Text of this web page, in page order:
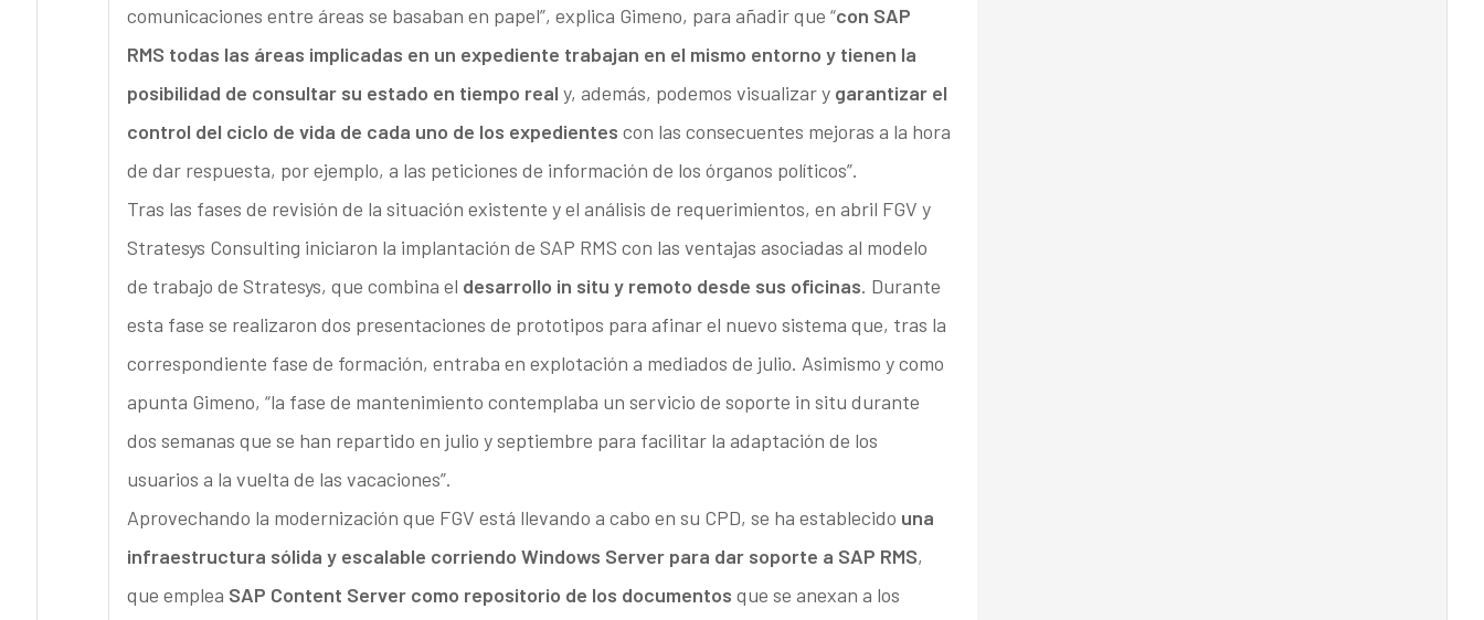
comunicaciones entre áreas se basaban en papel”, explica Gimeno, para añadir que “con SAP
RMS todas las áreas implicadas en un expediente trabajan en el mismo entorno y tienen la
posibilidad de consultar su estado en tiempo real y, además, podemos visualizar y garantizar el
control del ciclo de vida de cada uno de los expedientes con las consecuentes mejoras a la hora
de dar respuesta, por ejemplo, a las peticiones de información de los órganos políticos”.
Tras las fases de revisión de la situación existente y el análisis de requerimientos, en abril FGV y
Stratesys Consulting iniciaron la implantación de SAP RMS con las ventajas asociadas al modelo
de trabajo de Stratesys, que combina el desarrollo in situ y remoto desde sus oficinas. Durante
esta fase se realizaron dos presentaciones de prototipos para afinar el nuevo sistema que, tras la
correspondiente fase de formación, entraba en explotación a mediados de julio. Asimismo y como
apunta Gimeno, “la fase de mantenimiento contemplaba un servicio de soporte in situ durante
dos semanas que se han repartido en julio y septiembre para facilitar la adaptación de los
usuarios a la vuelta de las vacaciones”.
Aprovechando la modernización que FGV está llevando a cabo en su CPD, se ha establecido una
infraestructura sólida y escalable corriendo Windows Server para dar soporte a SAP RMS,
que emplea SAP Content Server como repositorio de los documentos que se anexan a los